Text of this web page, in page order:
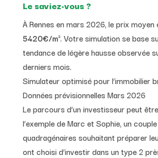
Le saviez-vous ?
À Rennes en mars 2026, le prix
5420€/m². Votre simulation se base
tendance de légère hausse observée
derniers mois.
Simulateur optimisé pour l’immobilier
Données prévisionnelles Mars 2026
Le parcours d’un investisseur peut
l’exemple de Marc et Sophie, un
quadragénaires souhaitant préparer
ont choisi d’investir dans un type 2